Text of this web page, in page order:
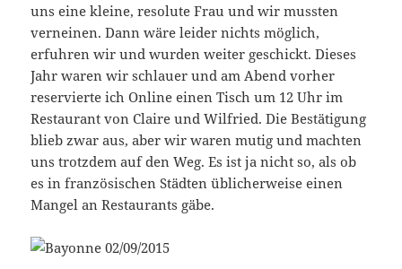
uns eine kleine, resolute Frau und wir mussten
verneinen. Dann wäre leider nichts möglich,
erfuhren wir und wurden weiter geschickt. Dieses
Jahr waren wir schlauer und am Abend vorher
reservierte ich Online einen Tisch um 12 Uhr im
Restaurant von Claire und Wilfried. Die Bestätigung
blieb zwar aus, aber wir waren mutig und machten
uns trotzdem auf den Weg. Es ist ja nicht so, als ob
es in französischen Städten üblicherweise einen
Mangel an Restaurants gäbe.